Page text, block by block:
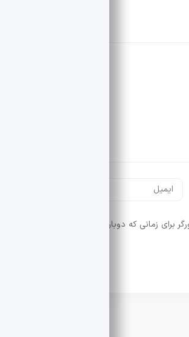
برای زمانی که دوباره دیدگاهی می‌نویسم.